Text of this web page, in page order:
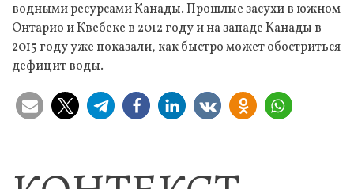
водными ресурсами Канады. Прошлые засухи в южном
Онтарио и Квебеке в 2012 году и на западе Канады в
2015 году уже показали, как быстро может обостриться
дефицит воды.